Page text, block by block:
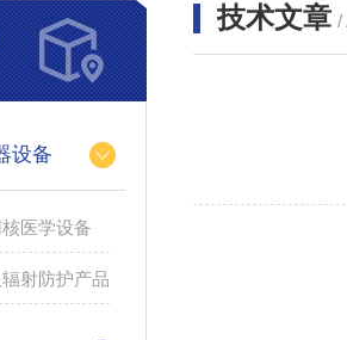
设备
医学设备
射防护产品
技术文章 /